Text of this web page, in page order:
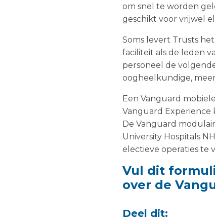
om snel te worden
geschikt voor vrijwel
Soms levert Trusts
faciliteit als de leden
personeel de
oogheelkundige,
Een Vanguard
Vanguard
De Vanguard
University Hospitals
electieve operaties te
Vul dit
over de
Deel dit: